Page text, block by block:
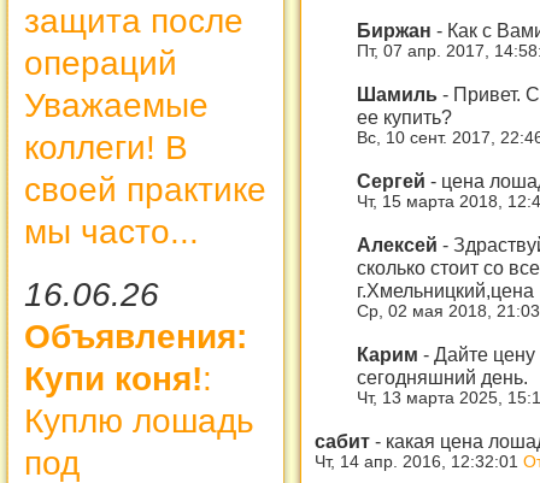
защита после
операций
Уважаемые
коллеги! В
своей практике
мы часто...
16.06.26
Объявления:
Купи коня!:
Куплю лошадь
под
Биржан - Как с
Пт, 07 апр. 2017,
Шамиль - Привет.
ее купить?
Вс, 10 сент. 2017,
Сергей - цена
Чт, 15 марта 2018,
Алексей -
сколько стоит со
Ср, 02 мая 2018,
Карим - Дайте
сегодняшний день.
Чт, 13 марта 2025,
сабит - какая цена
Чт, 14 апр. 2016, 12:32:01